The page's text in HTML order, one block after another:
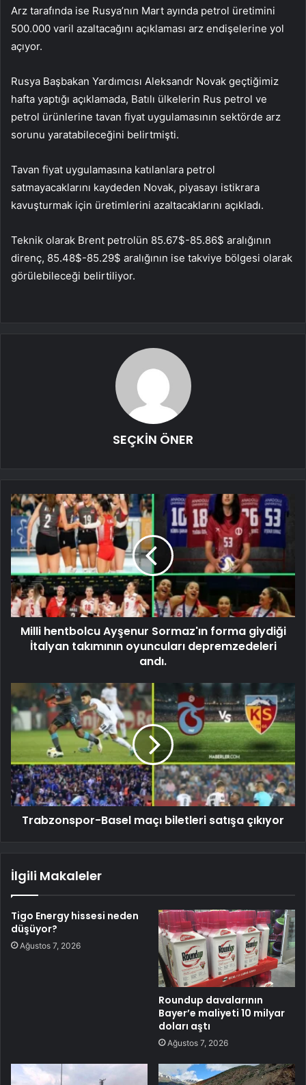
Arz tarafında ise Rusya’nın Mart ayında petrol üretimini
500.000 varil azaltacağını açıklaması arz endişelerine yol
açıyor.
Rusya Başbakan Yardımcısı Aleksandr Novak geçtiğimiz
hafta yaptığı açıklamada, Batılı ülkelerin Rus petrol ve
petrol ürünlerine tavan fiyat uygulamasının sektörde arz
sorunu yaratabileceğini belirtmişti.
Tavan fiyat uygulamasına katılanlara petrol
satmayacaklarını kaydeden Novak, piyasayı istikrara
kavuşturmak için üretimlerini azaltacaklarını açıkladı.
Teknik olarak Brent petrolün 85.67$-85.86$ aralığının
direnç, 85.48$-85.29$ aralığının ise takviye bölgesi olarak
görülebileceği belirtiliyor.
SEÇKİN ÖNER
Milli hentbolcu Ayşenur Sormaz'ın forma giydiği
İtalyan takımının oyuncuları depremzedeleri
andı.
Trabzonspor-Basel maçı biletleri satışa çıkıyor
İlgili Makaleler
Tigo Energy hissesi neden
düşüyor?
Ağustos 7, 2026
Roundup davalarının
Bayer’e maliyeti 10 milyar
doları aştı
Ağustos 7, 2026